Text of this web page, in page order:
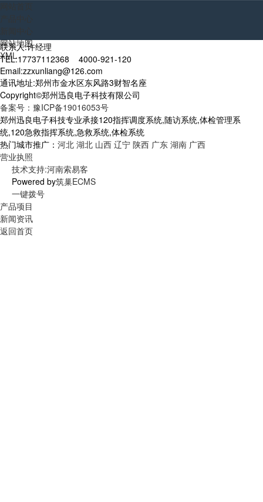
网站地图
XML
联系人:许经理
TEL:17737112368 4000-921-120
Email:zzxunliang@126.com
通讯地址:郑州市金水区东风路3财智名座
Copyright©郑州迅良电子科技有限公司
备案号：豫ICP备19016053号
郑州迅良电子科技专业承接120指挥调度系统,随访系统,体检管理系
统,120急救指挥系统,急救系统,体检系统
热门城市推广： 河北 湖北 山西 辽宁 陕西 广东 湖南 广西
营业执照
技术支持:河南索易客
Powered by筑巢ECMS
一键拨号
产品项目
新闻资讯
返回首页